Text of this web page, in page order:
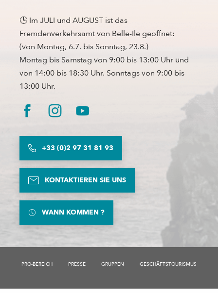
Preise
🕒 Im JULI und AUGUST ist das
Fremdenverkehrsamt von Belle-Ile geöffnet:
(von Montag, 6.7. bis Sonntag, 23.8.)
Montag bis Samstag von 9:00 bis 13:00 Uhr und
von 14:00 bis 18:30 Uhr. Sonntags von 9:00 bis
13:00 Uhr.
+33 (0)2 97 31 81 93
KONTAKTIEREN SIE UNS
WANN KOMMEN ?
PRO-BEREICH PRESSE GRUPPEN GESCHÄFTSTOURISMUS